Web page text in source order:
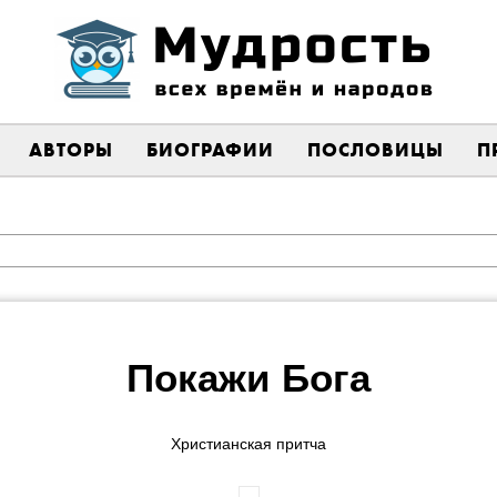
АВТОРЫ БИОГРАФИИ ПОСЛОВИЦЫ
Покажи Бога
Христианская притча